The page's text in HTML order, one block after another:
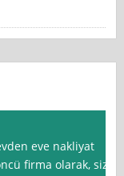
eve nakliyat
firma olarak, siz